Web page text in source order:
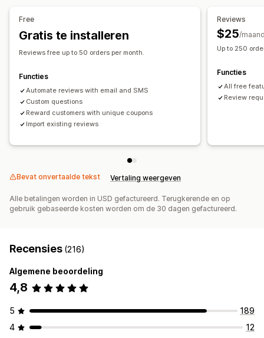
Formulieren
Automatiseringen
Free
Gratis te installeren
Reviews free up to 50 orders per month.
Functies
Automate reviews with email and SMS
Custom questions
Reward customers with unique coupons
Import existing reviews
Reviews
$25/
Up to 250
Functies
All free
Review
Bevat onvertaalde tekst Vertaling weergeven
Alle betalingen worden in USD gefactureerd. Terugkerende en op
gebruik gebaseerde kosten worden om de 30 dagen gefactureerd.
Recensies (216)
Algemene beoordeling
4,8
5
189
4
12